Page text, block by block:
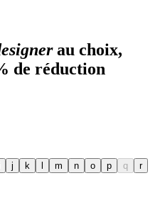
au choix,
de réduction
j k m n o p q
r